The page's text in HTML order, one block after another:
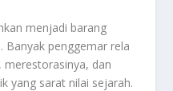
menjadi barang
Banyak penggemar rela
merestorasinya, dan
yang sarat nilai sejarah.